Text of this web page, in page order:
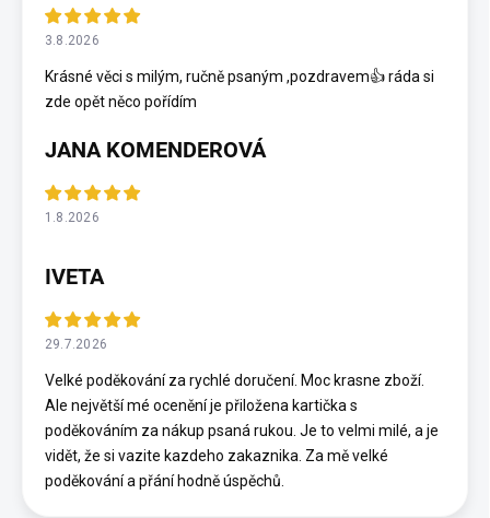
3.8.2026
Krásné věci s milým, ručně psaným ,pozdravem👍 ráda si
zde opět něco pořídím
JANA KOMENDEROVÁ
1.8.2026
IVETA
29.7.2026
Velké poděkování za rychlé doručení. Moc krasne zboží.
Ale největší mé ocenění je přiložena kartička s
poděkováním za nákup psaná rukou. Je to velmi milé, a je
vidět, že si vazite kazdeho zakaznika. Za mě velké
poděkování a přání hodně úspěchů.